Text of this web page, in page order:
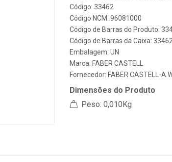
Código: 33462
Código NCM: 96081000
Código de Barras do Produto:
Código de Barras da Caixa: 33462
Embalagem: UN
Marca: FABER CASTELL
Fornecedor: FABER CASTELL-
Dimensões do Produto
Peso: 0,010Kg